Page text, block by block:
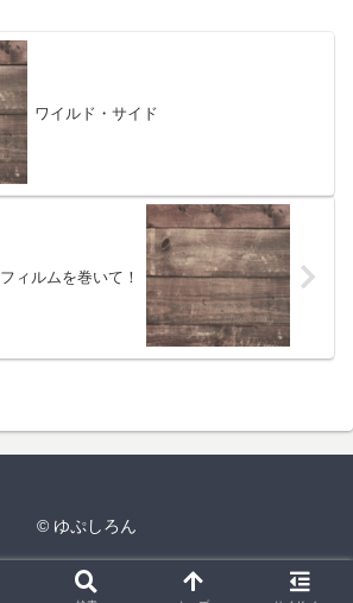
ワイルド・サイド
フィルムを巻いて！
© ゆぷしろん